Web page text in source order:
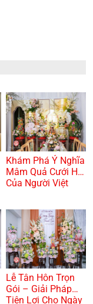
Khám Phá Ý Nghĩa
Mâm Quả Cưới Hỏi
Của Người Việt
Lễ Tân Hôn Trọn
Gói – Giải Pháp
Tiện Lợi Cho Ngày